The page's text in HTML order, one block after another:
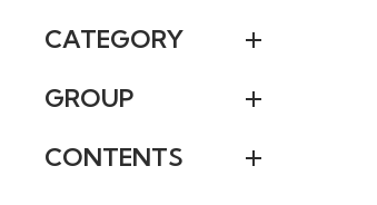
CATEGORY
GROUP
CONTENTS